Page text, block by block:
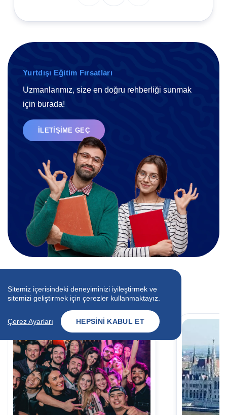
Yurtdışı Eğitim Fırsatları
Uzmanlarımız, size en doğru rehberliği sunmak
için burada!
İLETIŞIME GEÇ
Uzmanlarımızdan İpuçları
Sitemiz içerisindeki deneyiminizi iyileştirmek ve
sitemizi geliştirmek için çerezler kullanmaktayız.
Çerez Ayarları HEPSINI KABUL ET